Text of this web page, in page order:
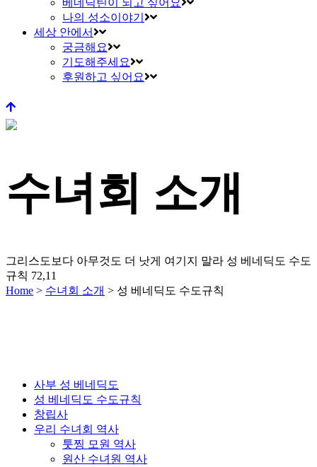
베네딕틴이 되고 싶어요
나의 성소이야기
세상 안에서
궁금해요
기도해주세요
후원하고 싶어요
수녀회 소개
그리스도보다 아무것도 더 낫게 여기지 말라 성 베네딕도 수도
규칙 72,11
Home > 수녀회 소개 > 성 베네딕도 수도규칙
사부 성 베네딕도
성 베네딕도 수도규칙
창립사
우리 수녀회 역사
툿찡 모원 역사
원산 수녀원 역사